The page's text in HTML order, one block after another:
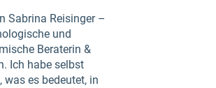
Sabrina Reisinger –
und
Beraterin &
Ich habe selbst
was es bedeutet, in